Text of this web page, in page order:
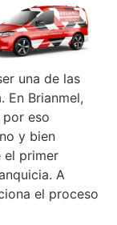
una de las
En Brianmel,
eso
y bien
el primer
A
el proceso